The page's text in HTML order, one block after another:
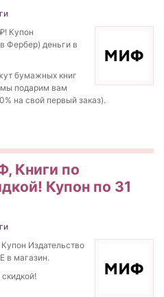
Купон
Фербер) деньги в
бумажных книг
подарим вам
на свой первый заказ).
Книги по
Купон по 31
Издательство
в магазин.